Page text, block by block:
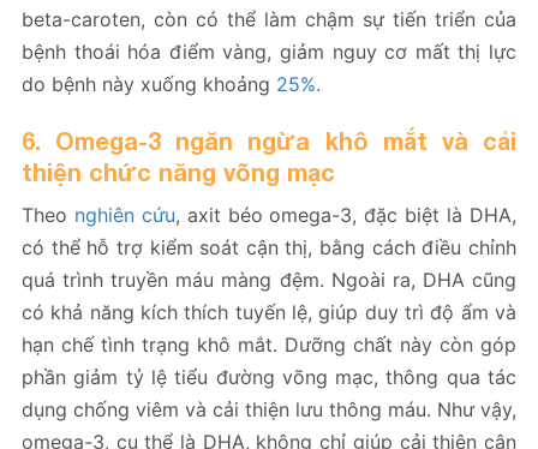
beta-caroten, còn có thể làm chậm sự tiến triển của
bệnh thoái hóa điểm vàng, giảm nguy cơ mất thị lực
do bệnh này xuống khoảng 25%.
6. Omega-3 ngăn ngừa khô mắt và cải
thiện chức năng võng mạc
Theo nghiên cứu, axit béo omega-3, đặc biệt là DHA,
có thể hỗ trợ kiểm soát cận thị, bằng cách điều chỉnh
quá trình truyền máu màng đệm. Ngoài ra, DHA cũng
có khả năng kích thích tuyến lệ, giúp duy trì độ ẩm và
hạn chế tình trạng khô mắt. Dưỡng chất này còn góp
phần giảm tỷ lệ tiểu đường võng mạc, thông qua tác
dụng chống viêm và cải thiện lưu thông máu. Như vậy,
omega-3, cụ thể là DHA, không chỉ giúp cải thiện cận